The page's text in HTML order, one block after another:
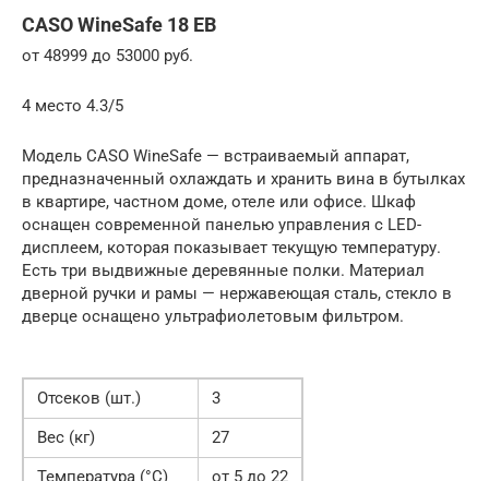
CASO WineSafe 18 EB
от 48999 до 53000 руб.
4 место 4.3/5
Модель CASO WineSafe — встраиваемый аппарат,
предназначенный охлаждать и хранить вина в бутылках
в квартире, частном доме, отеле или офисе. Шкаф
оснащен современной панелью управления c LED-
дисплеем, которая показывает текущую температуру.
Есть три выдвижные деревянные полки. Материал
дверной ручки и рамы — нержавеющая сталь, стекло в
дверце оснащено ультрафиолетовым фильтром.
Отсеков (шт.)
3
Вес (кг)
27
Температура (°С)
от 5 до 22